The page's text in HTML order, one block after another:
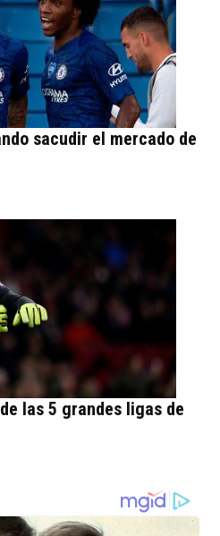
sacudir el mercado de
las 5 grandes ligas de